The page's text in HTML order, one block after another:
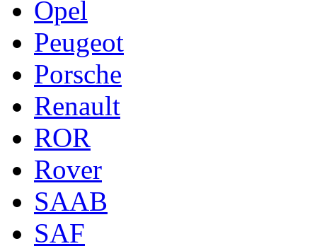
Opel
Peugeot
Porsche
Renault
ROR
Rover
SAAB
SAF